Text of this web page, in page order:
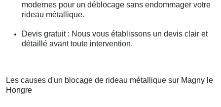
modernes pour un déblocage sans endommager votre
rideau métallique.
Devis gratuit : Nous vous établissons un devis clair et
détaillé avant toute intervention.
Les causes d'un blocage de rideau métallique sur Magny le
Hongre